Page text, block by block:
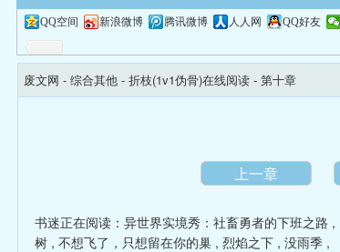
QQ空间 新浪微博 腾讯微博 人人网 QQ好友
废文网 - 综合其他 - 折枝(1v1伪骨)在线阅读 - 第十章
上一章
书迷正在阅读： 异世界实境秀：社畜勇者的下班之路 ,
树 , 不想飞了，只想留在你的巢 , 烈焰之下 , 没雨季 ,